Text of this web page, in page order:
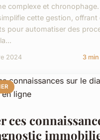
complexe et
cette gestion, offrant
pour automatiser des
2024 3
ces